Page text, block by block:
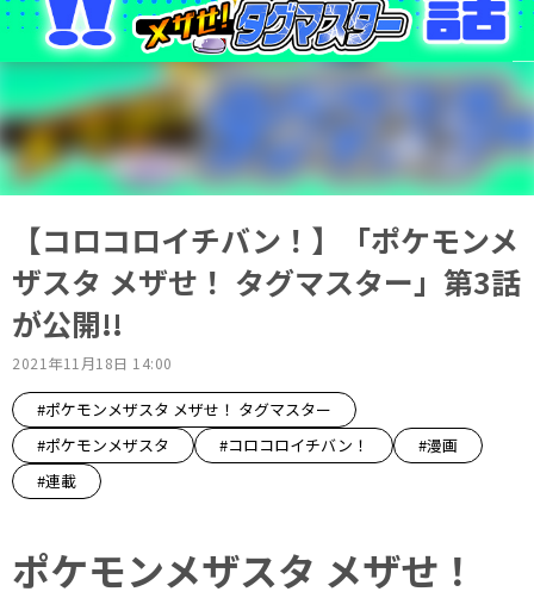
【コロコロイチバン！】「ポケモンメ
ザスタ メザせ！ タグマスター」第3話
が公開!!
2021年11月18日 14:00
#ポケモンメザスタ メザせ！ タグマスター
#ポケモンメザスタ
#コロコロイチバン！
#漫画
#連載
ポケモンメザスタ メザせ！